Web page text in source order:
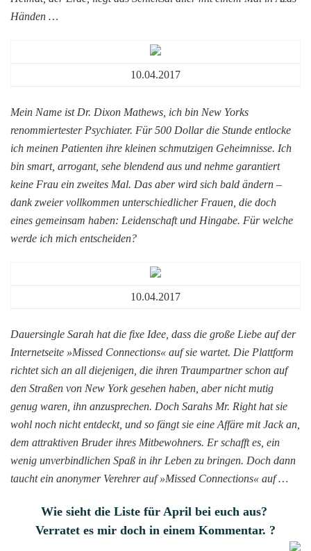
Händen …
10.04.2017
Mein Name ist Dr. Dixon Mathews, ich bin New Yorks
renommiertester Psychiater. Für 500 Dollar die Stunde entlocke
ich meinen Patienten ihre kleinen schmutzigen Geheimnisse. Ich
bin smart, arrogant, sehe blendend aus und nehme garantiert
keine Frau ein zweites Mal. Das aber wird sich bald ändern –
dank zweier vollkommen unterschiedlicher Frauen, die doch
eines gemeinsam haben: Leidenschaft und Hingabe. Für welche
werde ich mich entscheiden?
10.04.2017
Dauersingle Sarah hat die fixe Idee, dass die große Liebe auf der
Internetseite »Missed Connections« auf sie wartet. Die Plattform
richtet sich an all diejenigen, die ihren Traumpartner schon auf
den Straßen von New York gesehen haben, aber nicht mutig
genug waren, ihn anzusprechen. Doch Sarahs Mr. Right hat sie
wohl noch nicht entdeckt, und so fängt sie eine Affäre mit Jack an,
dem attraktiven Bruder ihres Mitbewohners. Er schafft es, ein
wenig unverbindlichen Spaß in ihr Leben zu bringen. Doch dann
taucht ein anonymer Verehrer auf »Missed Connections« auf …
Wie sieht die Liste für April bei euch aus?
Verratet es mir doch in einem Kommentar. ?